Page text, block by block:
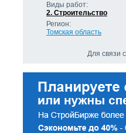
Виды работ:
2. Строительство
Регион:
Томская область
Для связи